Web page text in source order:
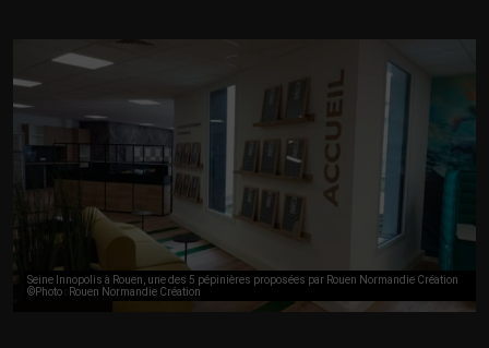
Seine Innopolis à Rouen, une des 5 pépinières proposées par Rouen Normandie Création
©Photo : Rouen Normandie Création